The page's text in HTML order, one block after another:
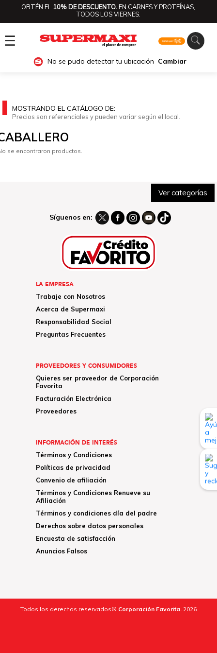
OBTÉN EL 10% DE DESCUENTO.EN CARNES Y PROTEÍNAS,
TODOS LOS VIERNES.
☰
No se pudo detectar tu ubicación Cambiar
Ver categorías
MOSTRANDO EL CATÁLOGO DE:
Precios son referenciales y pueden variar según el local.
se encontraron productos.
Síguenos en:
LA EMPRESA
Trabaje con Nosotros
Acerca de Supermaxi
Responsabilidad Social
Preguntas Frecuentes
PROVEEDORES Y CONSUMIDORES
Quieres ser proveedor de Corporación
Favorita
Facturación Electrónica
Proveedores
INFORMACIÓN DE INTERÉS
Términos y Condiciones
Políticas de privacidad
Convenio de afiliación
Términos y Condiciones Renueve su
Afiliación
Términos y condiciones día del padre
Derechos sobre datos personales
Encuesta de satisfacción
Anuncios Falsos
Todos los derechos reservados® Corporación Favorita. 2026